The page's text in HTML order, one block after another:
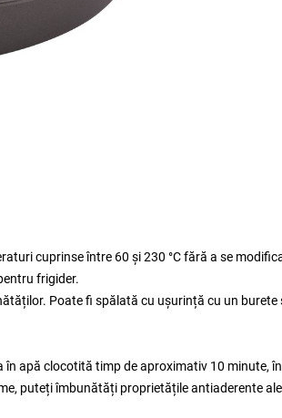
cuprinse între 60 și 230 °C fără a se
frigider.
Poate fi spălată cu ușurință cu un burete
apă clocotită timp de aproximativ 10 minute, în
puteți îmbunătăți proprietățile antiaderente ale